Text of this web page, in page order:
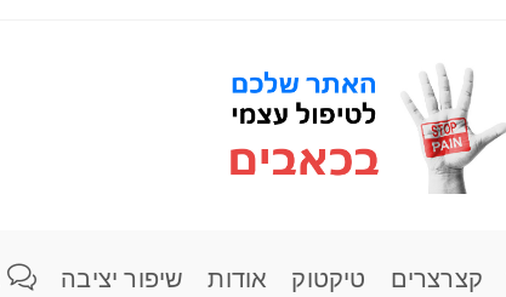
קצרצרים טיקטוק אודות שיפור יציבה